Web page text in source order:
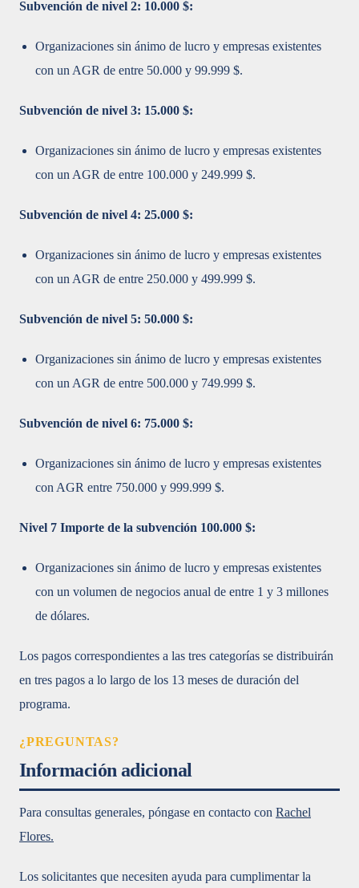
Subvención de nivel 2: 10.000 $:
Organizaciones sin ánimo de lucro y empresas existentes
con un AGR de entre 50.000 y 99.999 $.
Subvención de nivel 3: 15.000 $:
Organizaciones sin ánimo de lucro y empresas existentes
con un AGR de entre 100.000 y 249.999 $.
Subvención de nivel 4: 25.000 $:
Organizaciones sin ánimo de lucro y empresas existentes
con un AGR de entre 250.000 y 499.999 $.
Subvención de nivel 5: 50.000 $:
Organizaciones sin ánimo de lucro y empresas existentes
con un AGR de entre 500.000 y 749.999 $.
Subvención de nivel 6: 75.000 $:
Organizaciones sin ánimo de lucro y empresas existentes
con AGR entre 750.000 y 999.999 $.
Nivel 7 Importe de la subvención 100.000 $:
Organizaciones sin ánimo de lucro y empresas existentes
con un volumen de negocios anual de entre 1 y 3 millones
de dólares.
Los pagos correspondientes a las tres categorías se distribuirán
en tres pagos a lo largo de los 13 meses de duración del
programa.
¿PREGUNTAS?
Información adicional
Para consultas generales, póngase en contacto con Rachel
Flores.
Los solicitantes que necesiten ayuda para cumplimentar la